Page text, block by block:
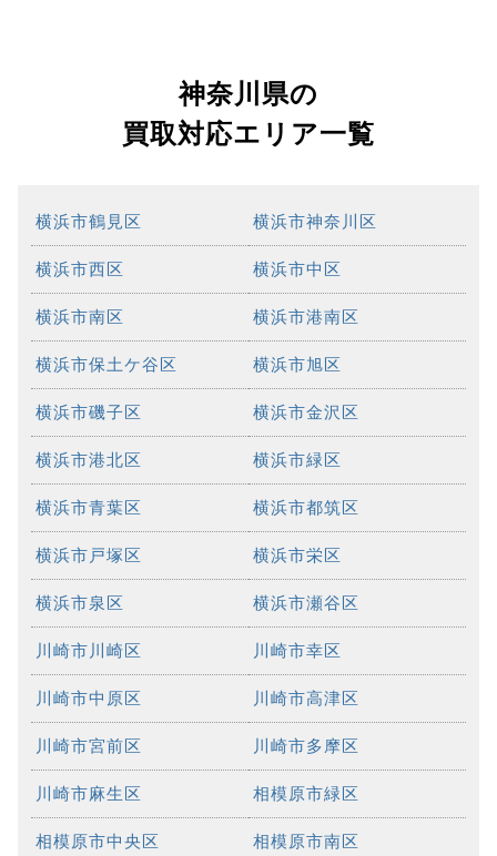
神奈川県の
買取対応エリア一覧
横浜市鶴見区 横浜市神奈川区
横浜市西区 横浜市中区
横浜市南区 横浜市港南区
横浜市保土ケ谷区 横浜市旭区
横浜市磯子区 横浜市金沢区
横浜市港北区 横浜市緑区
横浜市青葉区 横浜市都筑区
横浜市戸塚区 横浜市栄区
横浜市泉区 横浜市瀬谷区
川崎市川崎区 川崎市幸区
川崎市中原区 川崎市高津区
川崎市宮前区 川崎市多摩区
川崎市麻生区 相模原市緑区
相模原市中央区 相模原市南区